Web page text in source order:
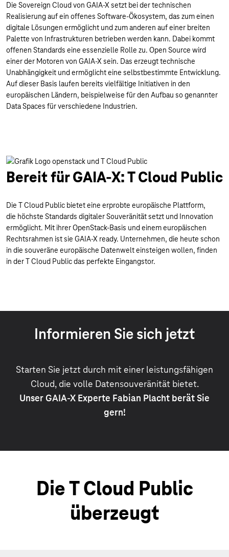
Die Sovereign Cloud von GAIA-X setzt bei der technischen
Realisierung auf ein offenes Software-Ökosystem, das zum einen
digitale Lösungen ermöglicht und zum anderen auf einer breiten
Palette von Infrastrukturen betrieben werden kann. Dabei kommt
offenen Standards eine essenzielle Rolle zu. Open Source wird
einer der Motoren von GAIA-X sein. Das erzeugt technische
Unabhängigkeit und ermöglicht eine selbstbestimmte Entwicklung.
Auf dieser Basis laufen bereits vielfältige Initiativen in den
europäischen Ländern, beispielweise für den Aufbau so genannter
Data Spaces für verschiedene Industrien.
Bereit für GAIA-X: T Cloud Public
Die T Cloud Public bietet eine erprobte europäische Plattform,
die höchste Standards digitaler Souveränität setzt und Innovation
ermöglicht. Mit ihrer OpenStack-Basis und einem europäischen
Rechtsrahmen ist sie GAIA-X ready. Unternehmen, die heute schon
in die souveräne europäische Datenwelt einsteigen wollen, finden
in der T Cloud Public das perfekte Eingangstor.
Informieren Sie sich jetzt
Starten Sie jetzt durch mit einer leistungsfähigen
Cloud, die volle Datensouveränität bietet.
Unser GAIA-X Experte Fabian Placht berät Sie
gern!
Die T Cloud Public
überzeugt